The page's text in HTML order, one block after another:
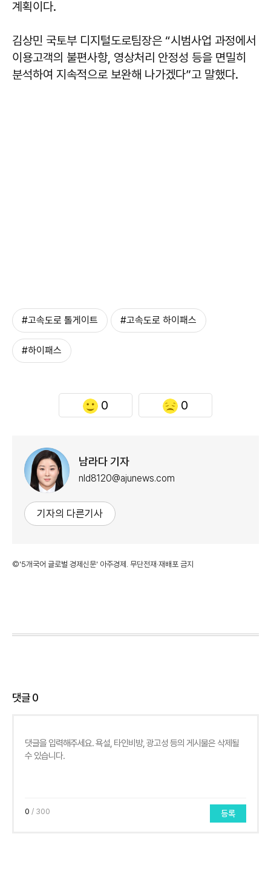
계획이다.
김상민 국토부 디지털도로팀장은 “시범사업 과정에서
이용고객의 불편사항, 영상처리 안정성 등을 면밀히
분석하여 지속적으로 보완해 나가겠다”고 말했다.
#고속도로 톨게이트 #고속도로 하이패스
#하이패스
0 0
남라다 기자
nld8120@ajunews.com
기자의 다른기사
©'5개국어 글로벌 경제신문' 아주경제. 무단전재·재배포 금지
댓글0
0 / 300 등록